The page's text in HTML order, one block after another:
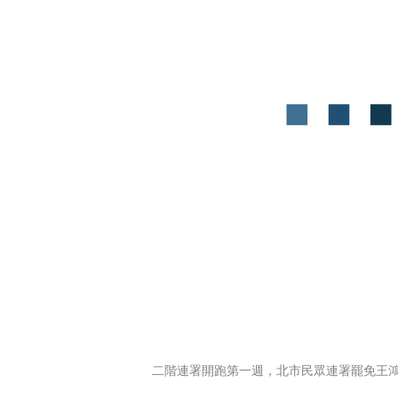
二階連署開跑第一週，北市民眾連署罷免王